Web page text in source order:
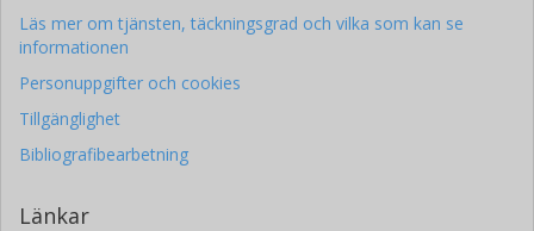
Läs mer om tjänsten, täckningsgrad och vilka som kan se
informationen
Personuppgifter och cookies
Tillgänglighet
Bibliografibearbetning
Länkar